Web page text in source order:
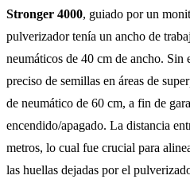
Stronger 4000, guiado por un
pulverizador tenía un ancho de
neumáticos de 40 cm de ancho. Sin
preciso de semillas en áreas de
de neumático de 60 cm, a fin de
encendido/apagado. La distancia
metros, lo cual fue crucial para
las huellas dejadas por el